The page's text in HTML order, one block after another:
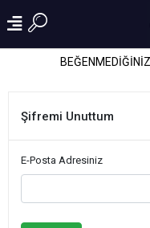
Şifremi Unuttum
E-Posta Adresiniz